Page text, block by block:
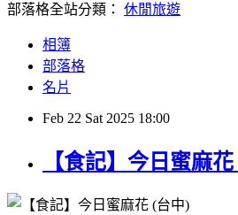
部落格全站分類： 休閒旅遊
相簿
部落格
名片
Feb 22 Sat 2025 18:00
【食記】今日蜜麻